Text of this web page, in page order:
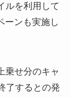
ルを利用して
ーンも実施し
乗せ分のキャ
了するとの発